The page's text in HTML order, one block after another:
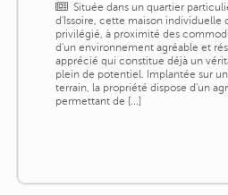
Située dans un quartier
d'Issoire, cette maison individuelle
privilégié, à proximité des
d'un environnement agréable et
apprécié qui constitue déjà un
plein de potentiel. Implantée sur
terrain, la propriété dispose d'un
permettant de [...]